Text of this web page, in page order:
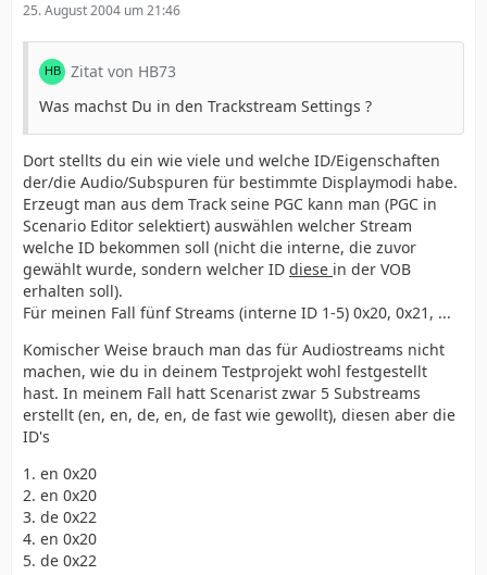
25. August 2004 um 21:46
Zitat von HB73
Was machst Du in den Trackstream Settings ?
Dort stellts du ein wie viele und welche ID/Eigenschaften
der/die Audio/Subspuren für bestimmte Displaymodi habe.
Erzeugt man aus dem Track seine PGC kann man (PGC in
Scenario Editor selektiert) auswählen welcher Stream
welche ID bekommen soll (nicht die interne, die zuvor
gewählt wurde, sondern welcher ID diese in der VOB
erhalten soll).
Für meinen Fall fünf Streams (interne ID 1-5) 0x20, 0x21, ...
Komischer Weise brauch man das für Audiostreams nicht
machen, wie du in deinem Testprojekt wohl festgestellt
hast. In meinem Fall hatt Scenarist zwar 5 Substreams
erstellt (en, en, de, en, de fast wie gewollt), diesen aber die
ID's
1. en 0x20
2. en 0x20
3. de 0x22
4. en 0x20
5. de 0x22